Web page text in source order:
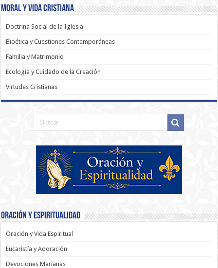
Moral y Vida Cristiana
Doctrina Social de la Iglesia
Bioética y Cuestiones Contemporáneas
Familia y Matrimonio
Ecología y Cuidado de la Creación
Virtudes Cristianas
Oración y Espiritualidad
Oración y Vida Espiritual
Eucaristía y Adoración
Devociones Marianas